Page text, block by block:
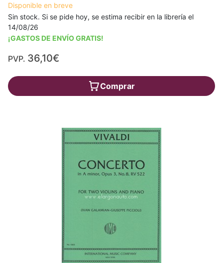
Disponible en breve
Sin stock. Si se pide hoy, se estima recibir en la librería el
14/08/26
¡GASTOS DE ENVÍO GRATIS!
PVP. 36,10€
Comprar